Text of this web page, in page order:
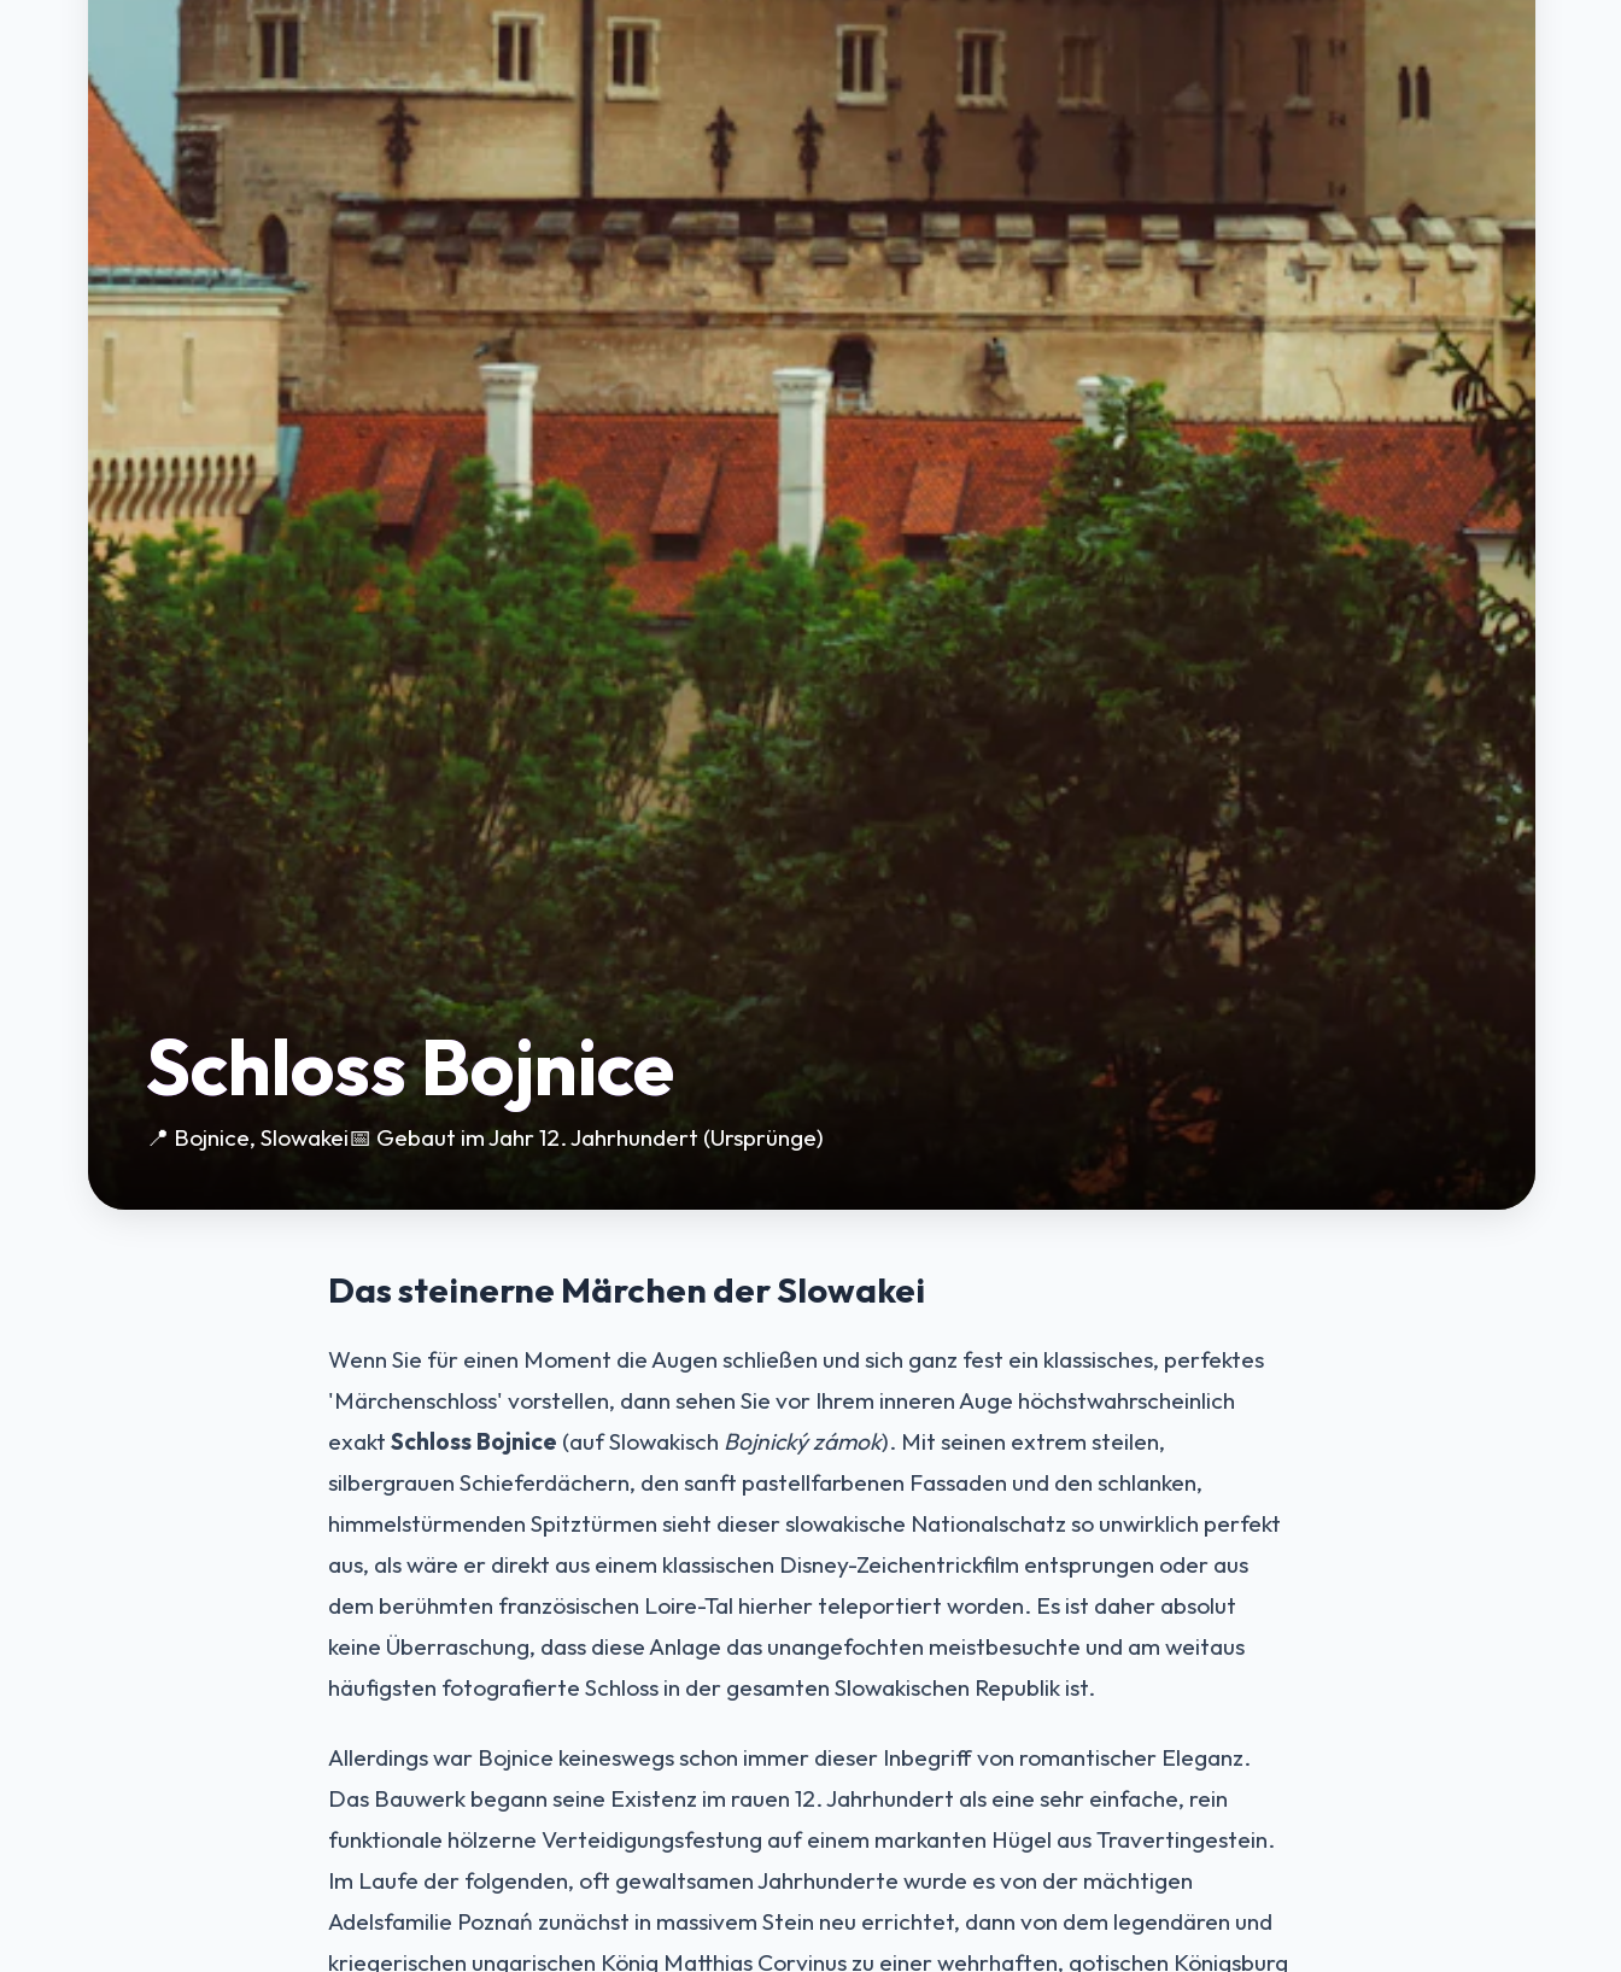
Schloss Bojnice
📍 Bojnice, Slowakei📅 Gebaut im Jahr 12. Jahrhundert (Ursprünge)
Das steinerne Märchen der Slowakei
Wenn Sie für einen Moment die Augen schließen und sich ganz fest ein klassisches, perfektes
'Märchenschloss' vorstellen, dann sehen Sie vor Ihrem inneren Auge höchstwahrscheinlich
exakt Schloss Bojnice (auf Slowakisch Bojnický zámok). Mit seinen extrem steilen,
silbergrauen Schieferdächern, den sanft pastellfarbenen Fassaden und den schlanken,
himmelstürmenden Spitztürmen sieht dieser slowakische Nationalschatz so unwirklich perfekt
aus, als wäre er direkt aus einem klassischen Disney-Zeichentrickfilm entsprungen oder aus
dem berühmten französischen Loire-Tal hierher teleportiert worden. Es ist daher absolut
keine Überraschung, dass diese Anlage das unangefochten meistbesuchte und am weitaus
häufigsten fotografierte Schloss in der gesamten Slowakischen Republik ist.
Allerdings war Bojnice keineswegs schon immer dieser Inbegriff von romantischer Eleganz.
Das Bauwerk begann seine Existenz im rauen 12. Jahrhundert als eine sehr einfache, rein
funktionale hölzerne Verteidigungsfestung auf einem markanten Hügel aus Travertingestein.
Im Laufe der folgenden, oft gewaltsamen Jahrhunderte wurde es von der mächtigen
Adelsfamilie Poznań zunächst in massivem Stein neu errichtet, dann von dem legendären und
kriegerischen ungarischen König Matthias Corvinus zu einer wehrhaften, gotischen Königsburg